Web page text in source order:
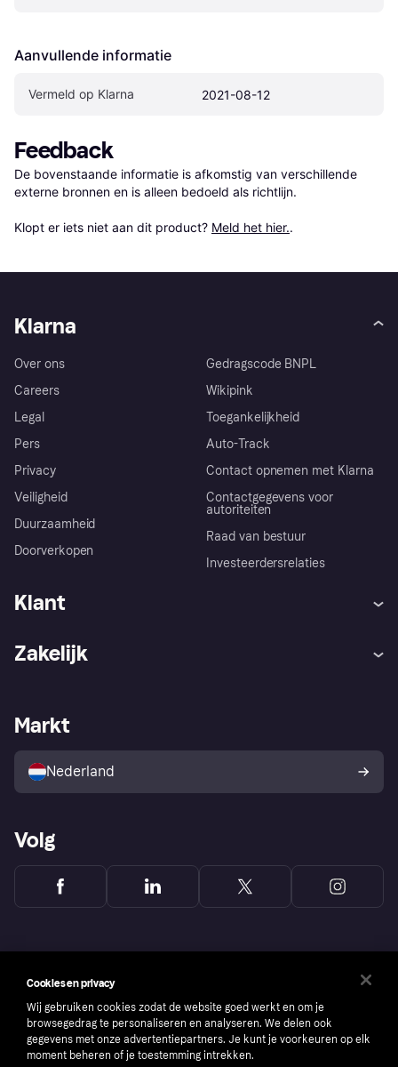
Aanvullende informatie
Vermeld op Klarna 2021-08-12
Feedback
De bovenstaande informatie is afkomstig van verschillende
externe bronnen en is alleen bedoeld als richtlijn.
Klopt er iets niet aan dit product? Meld het hier..
Klarna
Over ons
Careers
Legal
Pers
Privacy
Veiligheid
Duurzaamheid
Doorverkopen
Gedragscode BNPL
Wikipink
Toegankelijkheid
Auto-Track
Contact opnemen met Klarna
Contactgegevens voor
autoriteiten
Raad van bestuur
Investeerdersrelaties
Klant
Winkeloverzicht
Kopersbescherming voor
consumenten
Zakelijk
Zakelijke login
Markt
Nederland
Volg
Cookies en privacy
Wij gebruiken cookies zodat de website goed werkt en om je
browsegedrag te personaliseren en analyseren. We delen ook
gegevens met onze advertentiepartners. Je kunt je voorkeuren op elk
moment beheren of je toestemming intrekken.